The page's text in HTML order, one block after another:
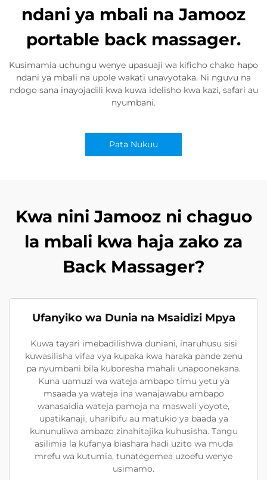
ndani ya mbali na Jamooz
portable back massager.
Kusimamia uchungu wenye upasuaji wa kificho chako hapo
ndani ya mbali na upole wakati unavyotaka. Ni nguvu na
ndogo sana inayojadili kwa kuwa idelisho kwa kazi, safari au
nyumbani.
Pata Nukuu
Kwa nini Jamooz ni chaguo
la mbali kwa haja zako za
Back Massager?
Ufanyiko wa Dunia na Msaidizi Mpya
Kuwa tayari imebadilishwa duniani, inaruhusu sisi
kuwasilisha vifaa vya kupaka kwa haraka pande zenu
pa nyumbani bila kuboresha mahali unapoonekana.
Kuna uamuzi wa wateja ambapo timu yetu ya
msaada ya wateja ina wanajawabu ambapo
wanasaidia wateja pamoja na maswali yoyote,
upatikanaji, uharibifu au matukio ya baada ya
kununuliwa ambazo zinahitajika kuhusisha. Tangu
asilimia la kufanya biashara hadi uzito wa muda
mrefu wa kutumia, tunategemea uzoefu wenye
usimamo.